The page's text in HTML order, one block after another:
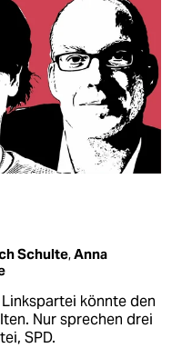
Schulte,Anna
Linkspartei könnte den
Nur sprechen drei
SPD.